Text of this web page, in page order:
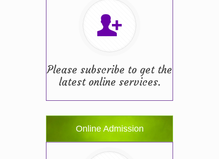
Please subscribe to get the
latest online services.
Online Admission